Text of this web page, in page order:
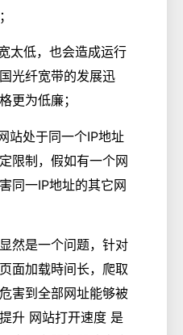
太低，也会造成运行
光纤宽带的发展迅
更为低廉；
站处于同一个IP地址
限制，假如有一个网
同一IP地址的其它网
然是一个问题，针对
面加载時间长，爬取
害到全部网址能够被
升 网站打开速度 是